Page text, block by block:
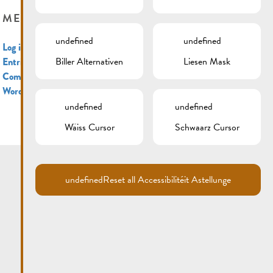
META
Log in
Entries feed
Comments feed
WordPress.org
undefined
Biller Alternativen
undefined
Liesen Mask
undefined
Wäiss Cursor
undefined
Schwaarz Cursor
undefinedReset all Accessibilitéit Astellunge